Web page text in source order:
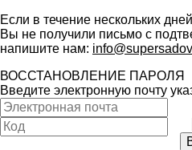
Если в течение нескольких
Вы не получили письмо с
напишите нам:
ВОССТАНОВЛЕНИЕ ПАРОЛЯ
Введите электронную почту